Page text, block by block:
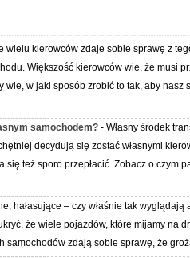
wielu kierowców zdaje sobie sprawę z
Większość kierowców wie, że musi
wie, w jaki sposób zrobić to tak, aby nasz
samochodem?- Własny środek
decydują się zostać własnymi
też sporo przepłacić. Zobacz o czym
hałasujące – czy właśnie tak wyglądają
że wiele pojazdów, które mijamy na
samochodów zdają sobie sprawę, że